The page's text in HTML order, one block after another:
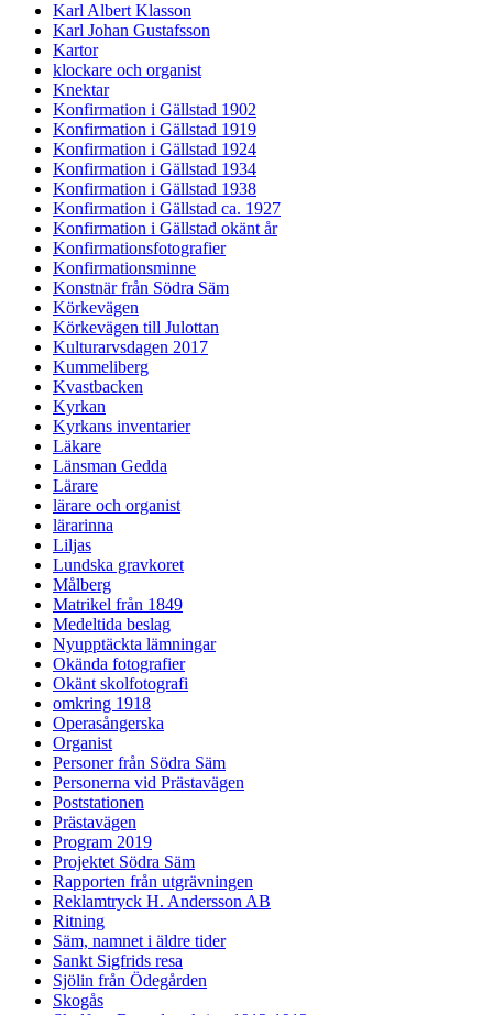
Karl Albert Klasson
Karl Johan Gustafsson
Kartor
klockare och organist
Knektar
Konfirmation i Gällstad 1902
Konfirmation i Gällstad 1919
Konfirmation i Gällstad 1924
Konfirmation i Gällstad 1934
Konfirmation i Gällstad 1938
Konfirmation i Gällstad ca. 1927
Konfirmation i Gällstad okänt år
Konfirmationsfotografier
Konfirmationsminne
Konstnär från Södra Säm
Körkevägen
Körkevägen till Julottan
Kulturarvsdagen 2017
Kummeliberg
Kvastbacken
Kyrkan
Kyrkans inventarier
Läkare
Länsman Gedda
Lärare
lärare och organist
lärarinna
Liljas
Lundska gravkoret
Målberg
Matrikel från 1849
Medeltida beslag
Nyupptäckta lämningar
Okända fotografier
Okänt skolfotografi
omkring 1918
Operasångerska
Organist
Personer från Södra Säm
Personerna vid Prästavägen
Poststationen
Prästavägen
Program 2019
Projektet Södra Säm
Rapporten från utgrävningen
Reklamtryck H. Andersson AB
Ritning
Säm, namnet i äldre tider
Sankt Sigfrids resa
Sjölin från Ödegården
Skogås